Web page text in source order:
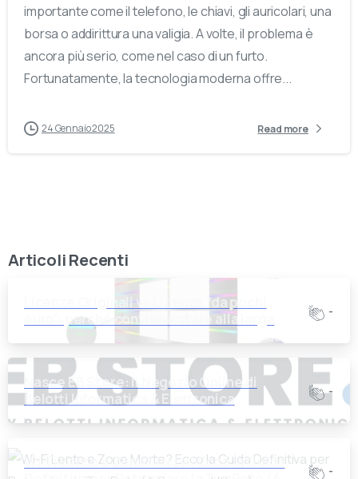
importante come il telefono, le chiavi, gli auricolari, una
borsa o addirittura una valigia. A volte, il problema è
ancora più serio, come nel caso di un furto.
Fortunatamente, la tecnologia moderna offre...
24 Gennaio 2025 Read more
Articoli Recenti
Licenze Originali vs Licenze “da pochi
euro”: perché conviene stare alla larga
dalle offerte troppo belle
-
Nasce EB Store: Il Negozio Online di
Belotti Informatica & Elettronica
-
Wi-Fi Lento e Zone Morte? Ecco la Guida
-